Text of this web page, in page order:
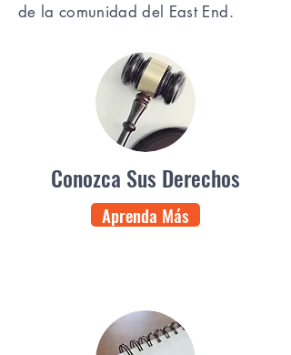
de la comunidad del East End.
Conozca Sus Derechos
Aprenda Más